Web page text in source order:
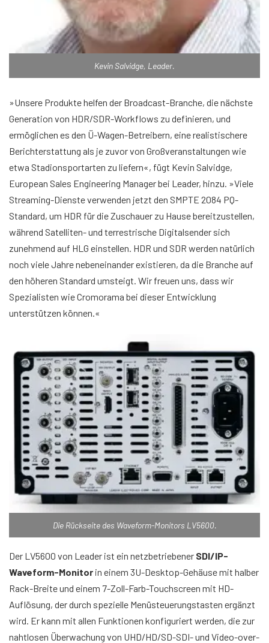
Kevin Salvidge, Leader.
»Unsere Produkte helfen der Broadcast-Branche, die nächste
Generation von HDR/SDR-Workflows zu definieren, und
ermöglichen es den Ü-Wagen-Betreibern, eine realistischere
Berichterstattung als je zuvor von Großveranstaltungen wie
etwa Stadionsportarten zu liefern«, fügt Kevin Salvidge,
European Sales Engineering Manager bei Leader, hinzu. »Viele
Streaming-Dienste verwenden jetzt den SMPTE 2084 PQ-
Standard, um HDR für die Zuschauer zu Hause bereitzustellen,
während Satelliten- und terrestrische Digitalsender sich
zunehmend auf HLG einstellen. HDR und SDR werden natürlich
noch viele Jahre nebeneinander existieren, da die Branche auf
den höheren Standard umsteigt. Wir freuen uns, dass wir
Spezialisten wie Cromorama bei dieser Entwicklung
unterstützen können.«
Die Rückseite des Waveform-Monitors LV5600.
Der LV5600 von Leader ist ein netzbetriebener SDI/IP-
Waveform-Monitor in einem 3U-Desktop-Gehäuse mit halber
Rack-Breite und einem 7-Zoll-Farb-Touchscreen mit HD-
Auflösung, der durch spezielle Menüsteuerungstasten ergänzt
wird. Er kann mit allen Funktionen konfiguriert werden, die zur
nahtlosen Überwachung von UHD/HD/SD-SDI- und Video-over-